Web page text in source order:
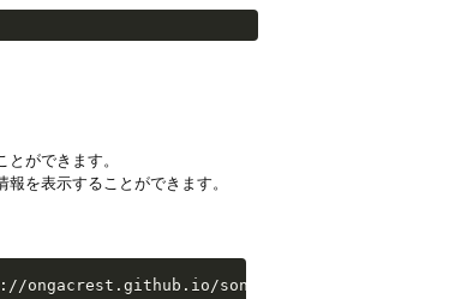
ができます。
を表示することができます。
extras/sw-extra-stats.js"></script>
ongacrest.github.io/songle-widget-api-